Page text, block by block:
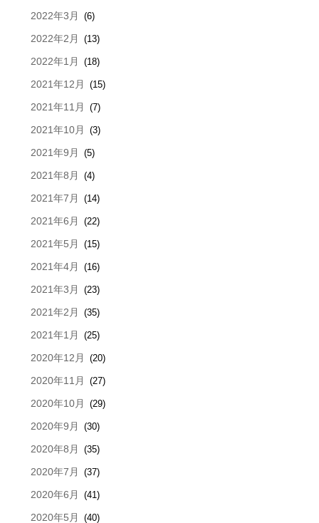
2022年3月 (6)
2022年2月 (13)
2022年1月 (18)
2021年12月 (15)
2021年11月 (7)
2021年10月 (3)
2021年9月 (5)
2021年8月 (4)
2021年7月 (14)
2021年6月 (22)
2021年5月 (15)
2021年4月 (16)
2021年3月 (23)
2021年2月 (35)
2021年1月 (25)
2020年12月 (20)
2020年11月 (27)
2020年10月 (29)
2020年9月 (30)
2020年8月 (35)
2020年7月 (37)
2020年6月 (41)
2020年5月 (40)